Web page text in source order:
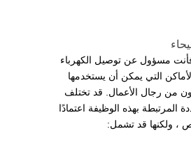
فأنت مسؤول عن توصيل الكهرباء
التي يمكن أن يستخدمها
من رجال الأعمال. قد تختلف
المرتبطة بهذه الوظيفة اعتمادًا
، ولكنها قد تشمل: